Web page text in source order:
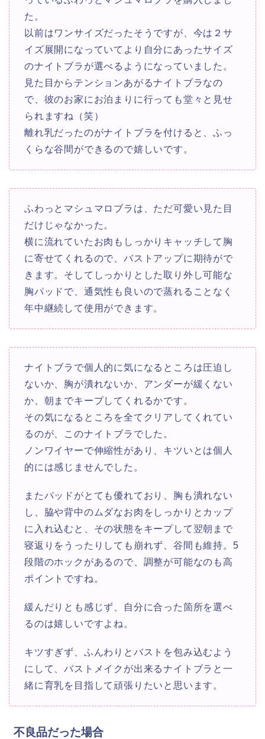
た。
以前はワンサイズだったそうですが、今は２サ
イズ展開になっていてより自分にあったサイズ
のナイトブラが選べるようになっていました。
見た目からテンションあがるナイトブラなの
で、彼のお家にお泊まりに行っても堂々と見せ
られますね（笑）
離れ乳だったのがナイトブラを付けると、ふっ
くらな谷間ができるので嬉しいです。
ふわっとマシュマロブラは、ただ可愛い見た目
だけじゃなかった。
横に流れていたお肉もしっかりキャッチして胸
に寄せてくれるので、バストアップに期待がで
きます。そしてしっかりとした取り外し可能な
胸パッドで、通気性も良いので蒸れることなく
年中継続して使用ができます。
ナイトブラで個人的に気になるところは圧迫し
ないか、胸が潰れないか、アンダーが緩くない
か、朝までキープしてくれるかです。
その気になるところを全てクリアしてくれてい
るのが、このナイトブラでした。
ノンワイヤーで伸縮性があり、キツいとは個人
的には感じませんでした。
またパッドがとても優れており、胸も潰れない
し、脇や背中のムダなお肉をしっかりとカップ
に入れ込むと、その状態をキープして翌朝まで
寝返りをうったりしても崩れず、谷間も維持。5
段階のホックがあるので、調整が可能なのも高
ポイントですね。
緩んだりとも感じず、自分に合った箇所を選べ
るのは嬉しいですよね。
キツすぎず、ふんわりとバストを包み込むよう
にして、バストメイクが出来るナイトブラと一
緒に育乳を目指して頑張りたいと思います。
不良品だった場合